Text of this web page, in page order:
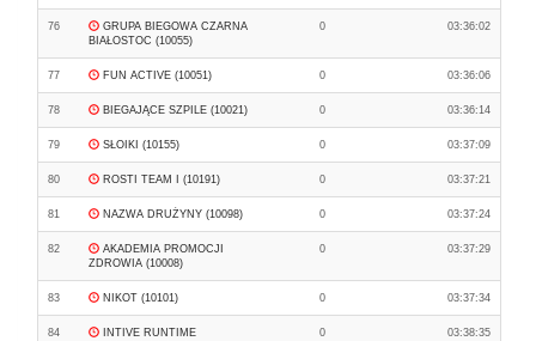
76
GRUPA BIEGOWA CZARNA
BIAŁOSTOC (10055)
0 03:36:02
77 FUN ACTIVE (10051) 0 03:36:06
78 BIEGAJĄCE SZPILE (10021) 0 03:36:14
79 SŁOIKI (10155) 0 03:37:09
80 ROSTI TEAM I (10191) 0 03:37:21
81 NAZWA DRUŻYNY (10098) 0 03:37:24
82
AKADEMIA PROMOCJI
ZDROWIA (10008)
0 03:37:29
83 NIKOT (10101) 0 03:37:34
84
INTIVE RUNTIME
0 03:38:35